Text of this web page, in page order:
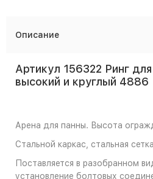
Описание
Артикул 156322 Ринг
высокий и круглый 4886
Арена для панны. Высота
Стальной каркас, стальная
Поставляется в разобранном
установление болтовых